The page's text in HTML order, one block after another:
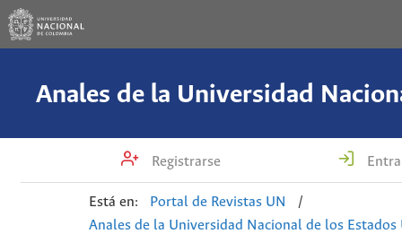
Registrarse
Está en: Portal de Revistas UN
/
Anales de la Universidad Nacional de los Estados